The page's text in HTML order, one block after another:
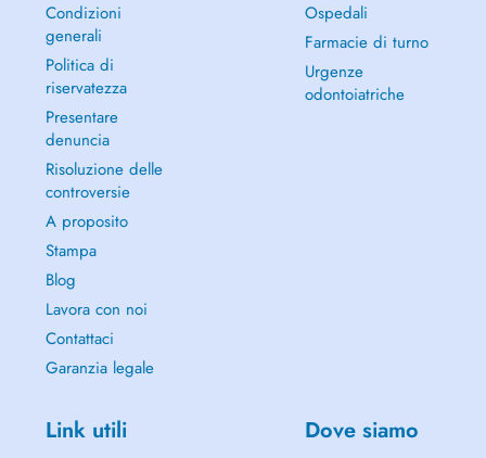
Condizioni
generali
Politica di
riservatezza
Presentare
denuncia
Risoluzione delle
controversie
A proposito
Stampa
Blog
Lavora con noi
Contattaci
Garanzia legale
Ospedali
Farmacie di turno
Urgenze
odontoiatriche
Link utili Dove siamo